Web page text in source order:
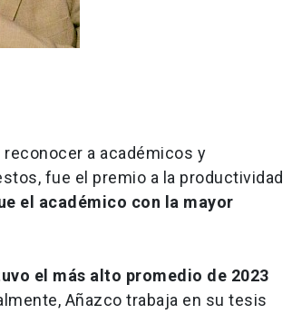
a académicos y
fue el premio a la productividad
el académico con la mayor
el más alto promedio de 2023
Añazco trabaja en su tesis